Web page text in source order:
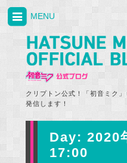
クリプトン公式！「初音ミク
発信します！
MENU
Day: 2020
17:00